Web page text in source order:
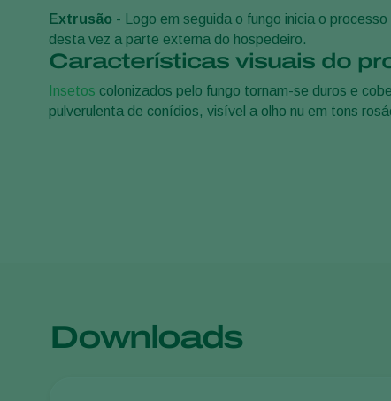
Extrusão - Logo em seguida o fungo inicia o
desta vez a parte externa do hospedeiro.
Características visuais do
Insetos colonizados pelo fungo tornam-se duros e
pulverulenta de conídios, visível a olho nu em tons
Downloads